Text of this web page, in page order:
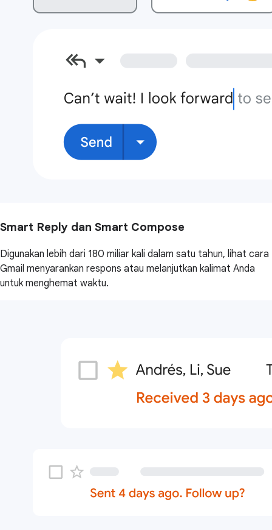
Smart Reply dan Smart Compose
Digunakan lebih dari 180 miliar kali dalam satu tahun, lihat cara
Gmail menyarankan respons atau melanjutkan kalimat Anda
untuk menghemat waktu.